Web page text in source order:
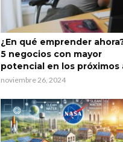
¿En qué emprender
5 negocios con mayor
potencial en los próximos
noviembre 26, 2024